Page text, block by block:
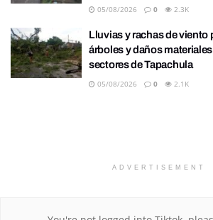
05/08/2026 0 2.3K
Lluvias y rachas de viento
árboles y daños
sectores de Tapachula
05/08/2026 0 2.1K
ADVERTISEMENT